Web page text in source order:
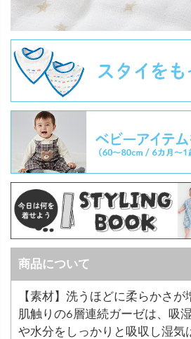
商品について
【素材】洗うほどに柔らかさ
肌触りの6層連続ガーゼは、吸
や水分をしっかりと吸収し湿気